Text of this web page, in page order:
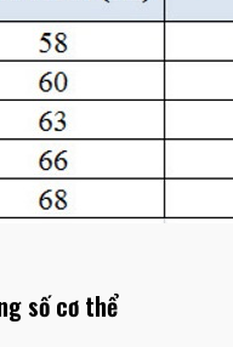
số cơ thể